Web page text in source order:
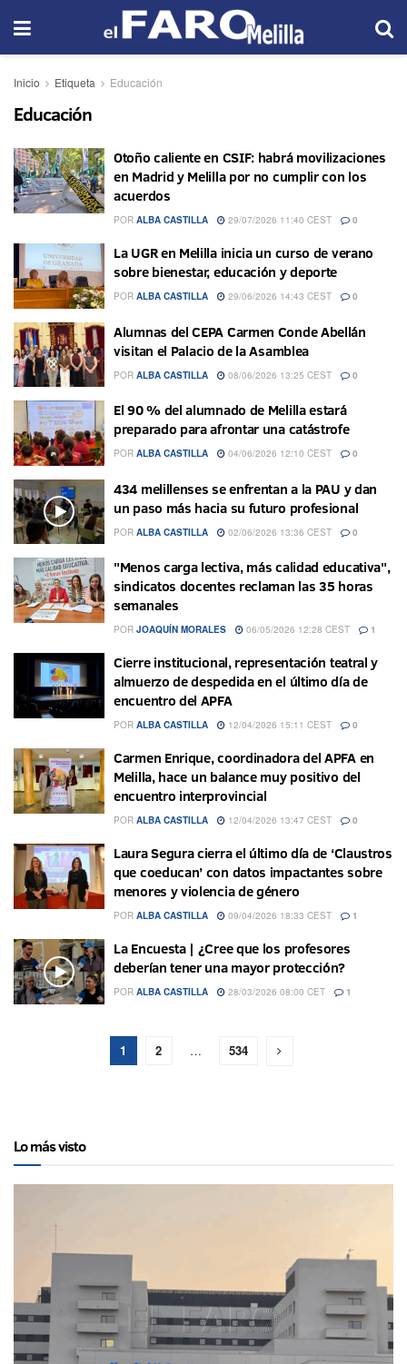
Inicio Etiqueta Educación
Educación
Otoño caliente en CSIF: habrá movilizaciones
en Madrid y Melilla por no cumplir con los
acuerdos
POR ALBA CASTILLA 29/07/2026 11:40 CEST 0
La UGR en Melilla inicia un curso de verano
sobre bienestar, educación y deporte
POR ALBA CASTILLA 29/06/2026 14:43 CEST 0
Alumnas del CEPA Carmen Conde Abellán
visitan el Palacio de la Asamblea
POR ALBA CASTILLA 08/06/2026 13:25 CEST 0
El 90 % del alumnado de Melilla estará
preparado para afrontar una catástrofe
POR ALBA CASTILLA 04/06/2026 12:10 CEST 0
434 melillenses se enfrentan a la PAU y dan
un paso más hacia su futuro profesional
POR ALBA CASTILLA 02/06/2026 13:36 CEST 0
"Menos carga lectiva, más calidad educativa",
sindicatos docentes reclaman las 35 horas
semanales
POR JOAQUÍN MORALES 06/05/2026 12:28 CEST 1
Cierre institucional, representación teatral y
almuerzo de despedida en el último día de
encuentro del APFA
POR ALBA CASTILLA 12/04/2026 15:11 CEST 0
Carmen Enrique, coordinadora del APFA en
Melilla, hace un balance muy positivo del
encuentro interprovincial
POR ALBA CASTILLA 12/04/2026 13:47 CEST 0
Laura Segura cierra el último día de ‘Claustros
que coeducan’ con datos impactantes sobre
menores y violencia de género
POR ALBA CASTILLA 09/04/2026 18:33 CEST 1
La Encuesta | ¿Cree que los profesores
deberían tener una mayor protección?
POR ALBA CASTILLA 28/03/2026 08:00 CET 1
1 2 … 534
Lo más visto